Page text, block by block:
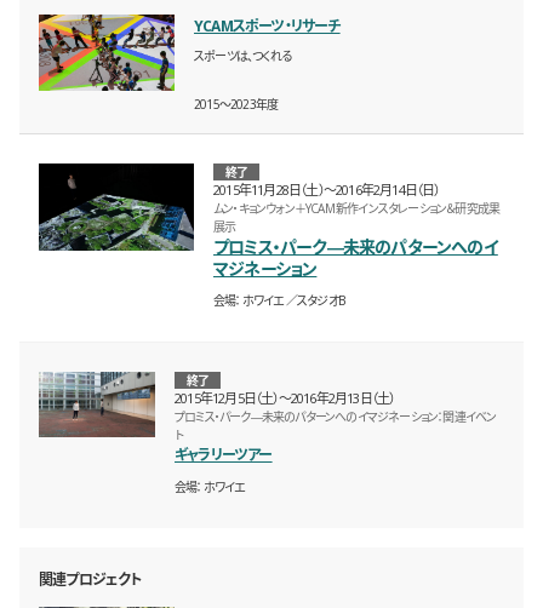
YCAMスポーツ・リサーチ
スポーツは、つくれる
2015〜2023年度
2015年11月28日（土）〜2016年2月14日（日）
終了
ムン・キョンウォン＋YCAM 新作インスタレーション＆研究成果
展示
プロミス・パーク―未来のパターンへのイ
マジネーション
会場 ホワイエ スタジオB
2015年12月5日（土）〜2016年2月13日（土）
終了
プロミス・パーク―未来のパターンへのイマジネーション：関連イベン
ト
ギャラリーツアー
会場 ホワイエ
関連プロジェクト